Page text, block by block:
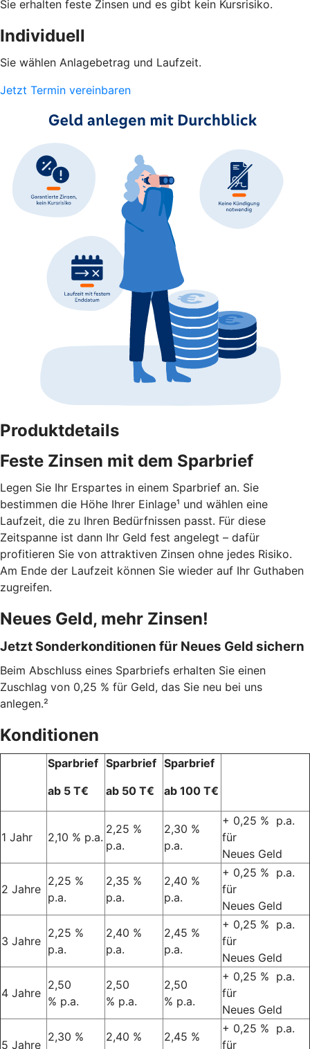
Sie erhalten feste Zinsen und es gibt kein Kursrisiko.
Individuell
Sie wählen Anlagebetrag und Laufzeit.
Jetzt Termin vereinbaren
Produktdetails
Feste Zinsen mit dem Sparbrief
Legen Sie Ihr Erspartes in einem Sparbrief an. Sie
bestimmen die Höhe Ihrer Einlage¹ und wählen eine
Laufzeit, die zu Ihren Bedürfnissen passt. Für diese
Zeitspanne ist dann Ihr Geld fest angelegt – dafür
profitieren Sie von attraktiven Zinsen ohne jedes Risiko.
Am Ende der Laufzeit können Sie wieder auf Ihr Guthaben
zugreifen.
Neues Geld, mehr Zinsen!
Jetzt Sonderkonditionen für Neues Geld sichern
Beim Abschluss eines Sparbriefs erhalten Sie einen
Zuschlag von 0,25 % für Geld, das Sie neu bei uns
anlegen.²
Konditionen
Sparbrief
ab 5 T€
Sparbrief
ab 50 T€
Sparbrief
ab 100 T€
1 Jahr 2,10 % p.a.
2,25 %
p.a.
2,30 %
p.a.
+ 0,25 % p.a.
für
Neues Geld
2 Jahre
2,25 %
p.a.
2,35 %
p.a.
2,40 %
p.a.
+ 0,25 % p.a.
für
Neues Geld
3 Jahre
2,25 %
p.a.
2,40 %
p.a.
2,45 %
p.a.
+ 0,25 % p.a.
für
Neues Geld
4 Jahre
2,50
% p.a.
2,50
% p.a.
2,50
% p.a.
+ 0,25 % p.a.
für
Neues Geld
5 Jahre
2,30 %
2,40 %
2,45 %
+ 0,25 % p.a.
für